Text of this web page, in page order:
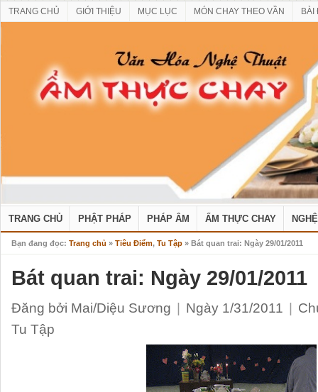
TRANG CHỦ GIỚI THIỆU MỤC LỤC MÓN CHAY THEO VẦN BÀI
TRANG CHỦ PHẬT PHÁP PHÁP ÂM ẨM THỰC CHAY
Bạn đang đọc: Trang chủ » Tiêu Điểm, Tu Tập » Bát quan trai: Ngày 29/01/2011
Bát quan trai: Ngày 29/01/2011
Đăng bởi Mai/Diệu Sương Ngày 1/31/2011
Tu Tập